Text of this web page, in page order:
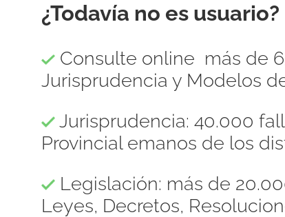
¿Todavía no es usuario?
Consulte online más de
Jurisprudencia y Modelos
Jurisprudencia: 40.000
Provincial emanos de los
Legislación: más de
Leyes, Decretos,